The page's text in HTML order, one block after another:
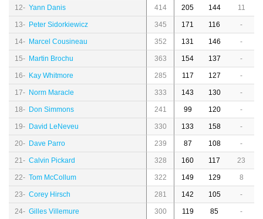
12- Yann Danis 414 205 144 11
13- Peter Sidorkiewicz 345 171 116 -
14- Marcel Cousineau 352 131 146 -
15- Martin Brochu 363 154 137 -
16- Kay Whitmore 285 117 127 -
17- Norm Maracle 333 143 130 -
18- Don Simmons 241 99 120 -
19- David LeNeveu 330 133 158 -
20- Dave Parro 239 87 108 -
21- Calvin Pickard 328 160 117 23
22- Tom McCollum 322 149 129 8
23- Corey Hirsch 281 142 105 -
24- Gilles Villemure 300 119 85 -